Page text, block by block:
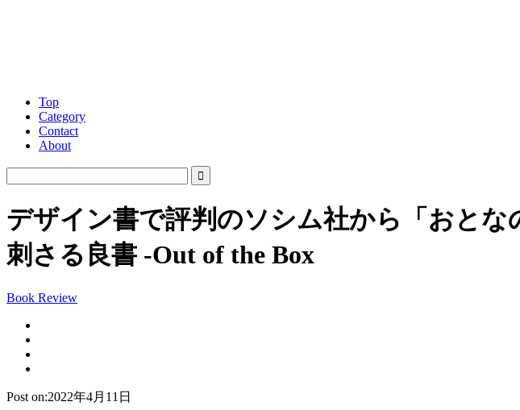
Top
Category
Contact
About
デザイン書で評判のソシム社から「おと
刺さる良書 -Out of the Box
Book Review
Post on:2022年4月11日